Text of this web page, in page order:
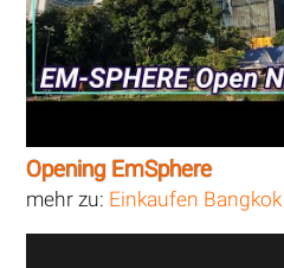
Opening EmSphere
mehr zu: Einkaufen Bangkok